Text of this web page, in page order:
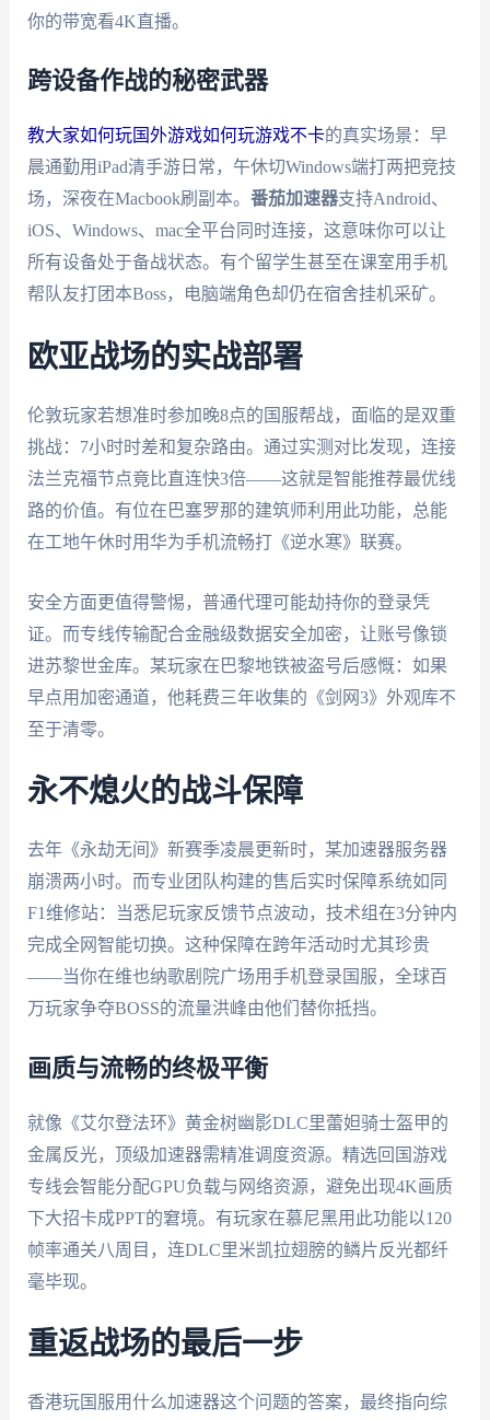
你的带宽看4K直播。
跨设备作战的秘密武器
教大家如何玩国外游戏如何玩游戏不卡的真实场景：早
晨通勤用iPad清手游日常，午休切Windows端打两把竞技
场，深夜在Macbook刷副本。 番茄加速器支持Android、
iOS、Windows、mac全平台同时连接，这意味你可以让
所有设备处于备战状态。有个留学生甚至在课室用手机
帮队友打团本Boss，电脑端角色却仍在宿舍挂机采矿。
欧亚战场的实战部署
伦敦玩家若想准时参加晚8点的国服帮战，面临的是双重
挑战：7小时时差和复杂路由。通过实测对比发现，连接
法兰克福节点竟比直连快3倍——这就是智能推荐最优线
路的价值。有位在巴塞罗那的建筑师利用此功能，总能
在工地午休时用华为手机流畅打《逆水寒》联赛。
安全方面更值得警惕，普通代理可能劫持你的登录凭
证。而专线传输配合金融级数据安全加密，让账号像锁
进苏黎世金库。某玩家在巴黎地铁被盗号后感慨：如果
早点用加密通道，他耗费三年收集的《剑网3》外观库不
至于清零。
永不熄火的战斗保障
去年《永劫无间》新赛季凌晨更新时，某加速器服务器
崩溃两小时。而专业团队构建的售后实时保障系统如同
F1维修站：当悉尼玩家反馈节点波动，技术组在3分钟内
完成全网智能切换。这种保障在跨年活动时尤其珍贵
——当你在维也纳歌剧院广场用手机登录国服，全球百
万玩家争夺BOSS的流量洪峰由他们替你抵挡。
画质与流畅的终极平衡
就像《艾尔登法环》黄金树幽影DLC里蕾妲骑士盔甲的
金属反光，顶级加速器需精准调度资源。精选回国游戏
专线会智能分配GPU负载与网络资源，避免出现4K画质
下大招卡成PPT的窘境。有玩家在慕尼黑用此功能以120
帧率通关八周目，连DLC里米凯拉翅膀的鳞片反光都纤
毫毕现。
重返战场的最后一步
香港玩国服用什么加速器这个问题的答案，最终指向综